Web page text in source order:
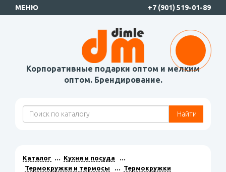
МЕНЮ +7 (901) 519-01-89
Корпоративные подарки оптом и мелким
оптом. Брендирование.
Найти
Каталог
Кухня и посуда
Термокружки и термосы
Термокружки